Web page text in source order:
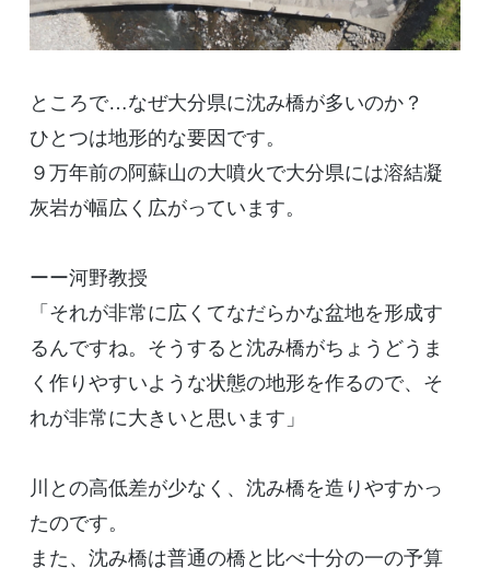
ところで…なぜ大分県に沈み橋が多いのか？
ひとつは地形的な要因です。
９万年前の阿蘇山の大噴火で大分県には溶結凝
灰岩が幅広く広がっています。
ーー河野教授
「それが非常に広くてなだらかな盆地を形成す
るんですね。そうすると沈み橋がちょうどうま
く作りやすいような状態の地形を作るので、そ
れが非常に大きいと思います」
川との高低差が少なく、沈み橋を造りやすかっ
たのです。
また、沈み橋は普通の橋と比べ十分の一の予算